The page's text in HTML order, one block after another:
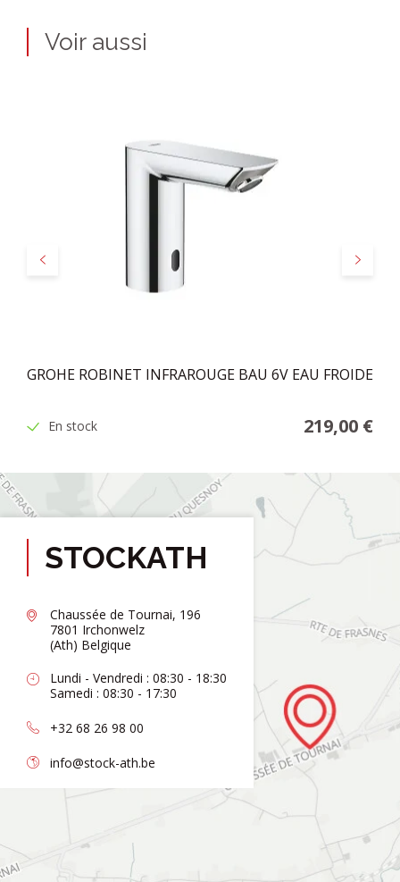
Voir aussi
Précédent Suivant
GROHE ROBINET INFRAROUGE BAU 6V EAU FROIDE
En stock 219,00 €
STOCKATH
Chaussée de Tournai, 196
7801 Irchonwelz
(Ath) Belgique
Lundi - Vendredi : 08:30 - 18:30
Samedi : 08:30 - 17:30
+32 68 26 98 00
info@stock-ath.be